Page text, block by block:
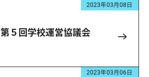
2023年03月08日
第５回学校運営協議会
2023年03月06日